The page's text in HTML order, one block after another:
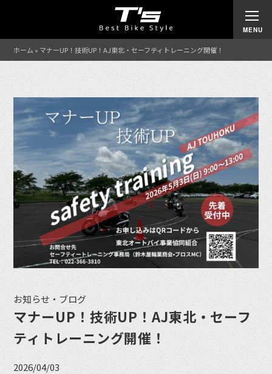
ホーム » マナーUP！技術UP！AJ東北・セーフティトレーニング開催！
お知らせ・ブログ
マナーUP！技術UP！AJ東北・セーフ
ティトレーニング開催！
2026/04/03